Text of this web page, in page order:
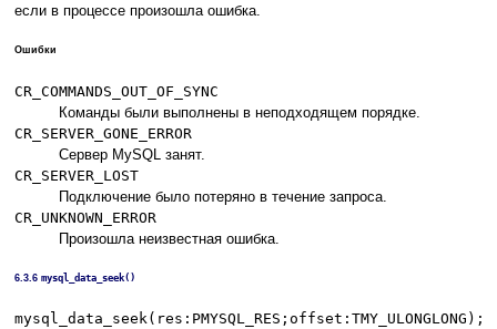
если в процессе произошла ошибка.
Ошибки
CR_COMMANDS_OUT_OF_SYNC
Команды были выполнены в неподходящем порядке.
CR_SERVER_GONE_ERROR
Сервер MySQL занят.
CR_SERVER_LOST
Подключение было потеряно в течение запроса.
CR_UNKNOWN_ERROR
Произошла неизвестная ошибка.
6.3.6 mysql_data_seek()
mysql_data_seek(res:PMYSQL_RES;offset:TMY_ULONGLONG);